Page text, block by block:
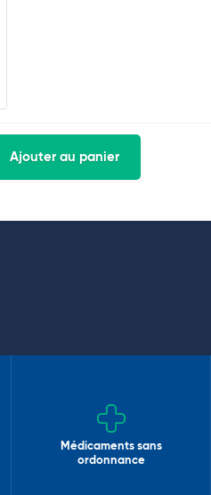
Ajouter au panier
Médicaments sans
ordonnance